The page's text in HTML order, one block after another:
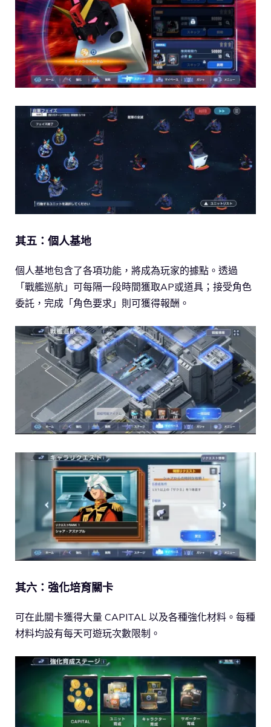
其五：個人基地
個人基地包含了各項功能，將成為玩家的據點。透過
「戰艦巡航」可每隔一段時間獲取AP或道具；接受角色
委託，完成「角色要求」則可獲得報酬。
其六：強化培育關卡
可在此關卡獲得大量 CAPITAL 以及各種強化材料。每種
材料均設有每天可遊玩次數限制。